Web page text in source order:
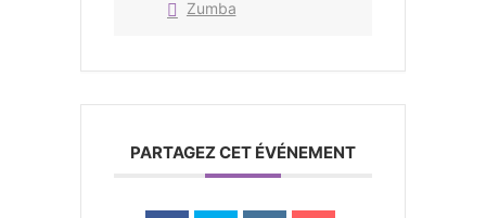
Zumba
PARTAGEZ CET ÉVÉNEMENT